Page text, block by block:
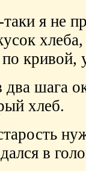
я не
кривой,
шага
хлеб.
в